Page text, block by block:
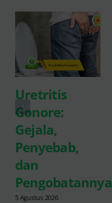
Uretritis
Gonore:
Gejala,
Penyebab,
dan
Pengobatannya
5 Agustus 2026